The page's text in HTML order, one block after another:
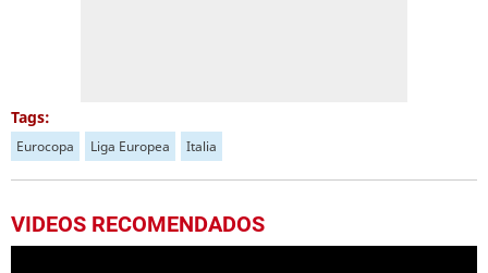
Tags:
Eurocopa Liga Europea Italia
VIDEOS RECOMENDADOS